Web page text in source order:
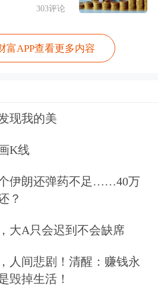
作，部署了数百兆瓦的
Management达成协
多50亿美元，用于部
料电池技术，两家公
内设计和交付“人工智
）。
预计，美国电力
和2026年连续创下新
加剧。大型数据中心
303评论
富APP查看更多内容
现我的美
K线
伊朗还弹药不足……40万
？
大A只会迟到不会缺席
人间悲剧！清醒：赚钱永
毁掉生活！